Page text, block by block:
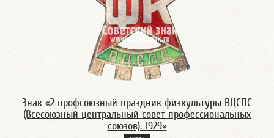
Знак «2 профсоюзный праздник физкультуры ВЦСПС
(Всесоюзный центральный совет профессиональных
союзов). 1929»